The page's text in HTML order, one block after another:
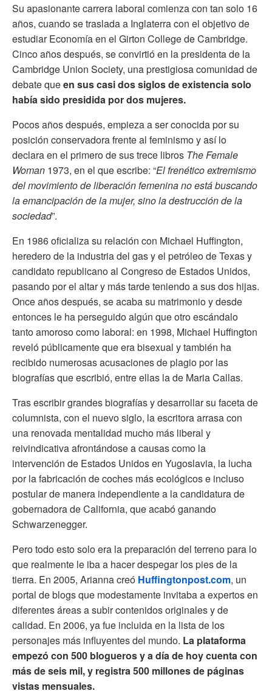
Su apasionante carrera laboral comienza con tan solo 16
años, cuando se traslada a Inglaterra con el objetivo de
estudiar Economía en el Girton College de Cambridge.
Cinco años después, se convirtió en la presidenta de la
Cambridge Union Society, una prestigiosa comunidad de
debate queen sus casi dos siglos de existencia solo
había sido presidida por dos mujeres.
Pocos años después, empieza a ser conocida por su
posición conservadora frente al feminismo y así lo
declara en el primero de sus trece libros The Female
Woman 1973, en el que escribe: “El frenético extremismo
del movimiento de liberación femenina no está buscando
la emancipación de la mujer, sino la destrucción de la
sociedad”.
En 1986 oficializa su relación con Michael Huffington,
heredero de la industria del gas y el petróleo de Texas y
candidato republicano al Congreso de Estados Unidos,
pasando por el altar y más tarde teniendo a sus dos hijas.
Once años después, se acaba su matrimonio y desde
entonces le ha perseguido algún que otro escándalo
tanto amoroso como laboral: en 1998, Michael Huffington
reveló públicamente que era bisexual y también ha
recibido numerosas acusaciones de plagio por las
biografías que escribió, entre ellas la de Maria Callas.
Tras escribir grandes biografías y desarrollar su faceta de
columnista, con el nuevo siglo, la escritora arrasa con
una renovada mentalidad mucho más liberal y
reivindicativa afrontándose a causas como la
intervención de Estados Unidos en Yugoslavia, la lucha
por la fabricación de coches más ecológicos e incluso
postular de manera independiente a la candidatura de
gobernadora de California, que acabó ganando
Schwarzenegger.
Pero todo esto solo era la preparación del terreno para lo
que realmente le iba a hacer despegar los pies de la
tierra. En 2005, Arianna creó Huffingtonpost.com, un
portal de blogs que modestamente invitaba a expertos en
diferentes áreas a subir contenidos originales y de
calidad. En 2006, ya fue incluida en la lista de los
personajes más influyentes del mundo. La plataforma
empezó con 500 blogueros y a día de hoy cuenta con
más de seis mil, y registra 500 millones de páginas
vistas mensuales.